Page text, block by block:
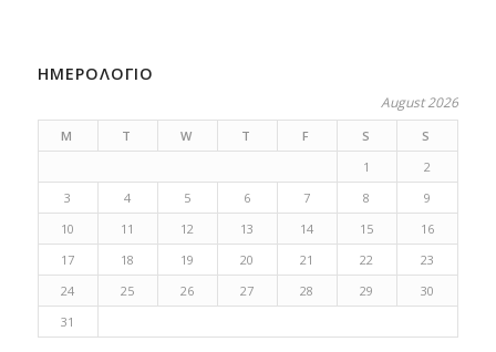
ΗΜΕΡΟΛΟΓΙΟ
August 2026
M T W T F S
S
1
2
3
4 5 6 7 8
9
10
11 12 13 14 15
16
17
18 19 20 21 22
23
24
25 26 27 28 29
30
31